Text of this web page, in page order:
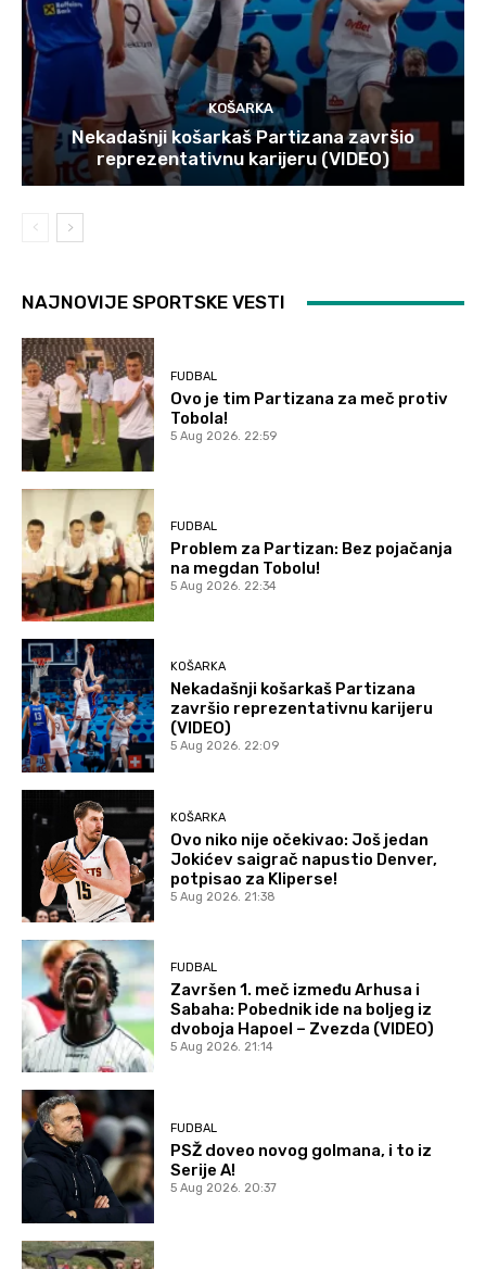
KOŠARKA
Nekadašnji košarkaš Partizana završio
reprezentativnu karijeru (VIDEO)
NAJNOVIJE SPORTSKE VESTI
FUDBAL
Ovo je tim Partizana za meč protiv
Tobola!
5 Aug 2026. 22:59
FUDBAL
Problem za Partizan: Bez pojačanja
na megdan Tobolu!
5 Aug 2026. 22:34
KOŠARKA
Nekadašnji košarkaš Partizana
završio reprezentativnu karijeru
(VIDEO)
5 Aug 2026. 22:09
KOŠARKA
Ovo niko nije očekivao: Još jedan
Jokićev saigrač napustio Denver,
potpisao za Kliperse!
5 Aug 2026. 21:38
FUDBAL
Završen 1. meč između Arhusa i
Sabaha: Pobednik ide na boljeg iz
dvoboja Hapoel – Zvezda (VIDEO)
5 Aug 2026. 21:14
FUDBAL
PSŽ doveo novog golmana, i to iz
Serije A!
5 Aug 2026. 20:37